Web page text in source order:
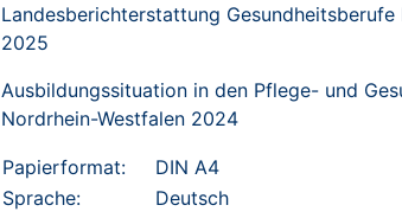
Landesberichterstattung
2025
Ausbildungssituation in den Pflege- und
Nordrhein-Westfalen 2024
Papierformat:
DIN A4
Sprache:
Deutsch